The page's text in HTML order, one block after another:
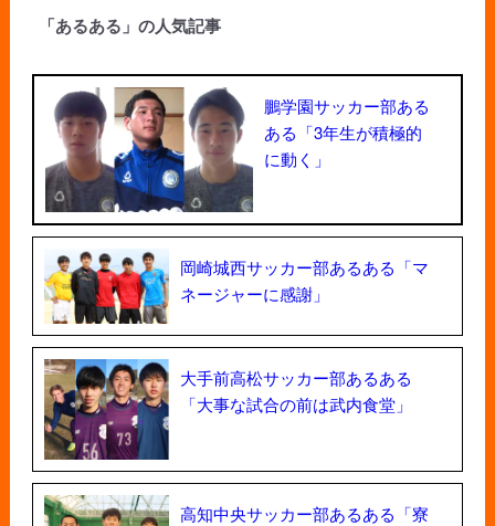
「あるある」の人気記事
鵬学園サッカー部ある
ある「3年生が積極的
に動く」
岡崎城西サッカー部あるある「マ
ネージャーに感謝」
大手前高松サッカー部あるある
「大事な試合の前は武内食堂」
高知中央サッカー部あるある「寮